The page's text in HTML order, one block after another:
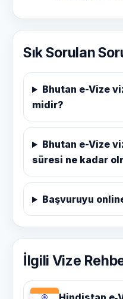
Sık Sorulan
Bhutan e-Vize
midir?
Bhutan e-Vize
süresi ne kadar
Başvuruyu
İlgili Vize